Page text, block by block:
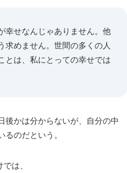
幸せなんじゃありません。他
求めません。世間の多くの人
とは、私にとっての幸せでは
後かは分からないが、自分の中
のだという。
は、